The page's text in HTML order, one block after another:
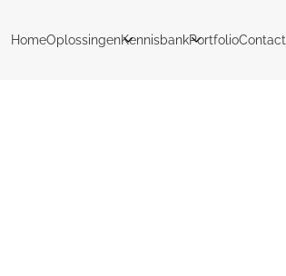
HomeOplossingenKennisbankPortfolioContact